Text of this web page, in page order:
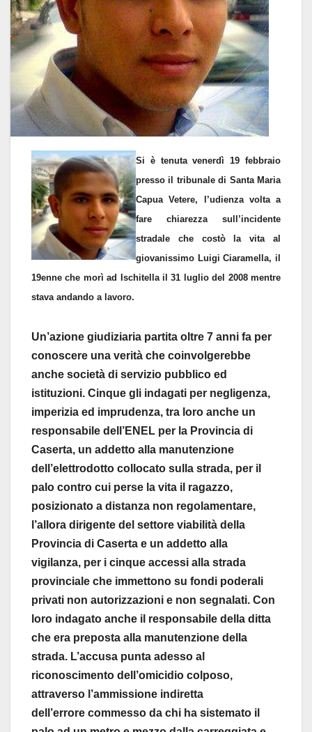
Si è tenuta venerdì 19 febbraio
presso il tribunale di Santa Maria
Capua Vetere, l’udienza volta a
fare chiarezza sull’incidente
stradale che costò la vita al
giovanissimo Luigi Ciaramella, il
19enne che morì ad Ischitella il 31 luglio del 2008 mentre
stava andando a lavoro.
Un’azione giudiziaria partita oltre 7 anni fa per
conoscere una verità che coinvolgerebbe
anche società di servizio pubblico ed
istituzioni. Cinque gli indagati per negligenza,
imperizia ed imprudenza, tra loro anche un
responsabile dell’ENEL per la Provincia di
Caserta, un addetto alla manutenzione
dell’elettrodotto collocato sulla strada, per il
palo contro cui perse la vita il ragazzo,
posizionato a distanza non regolamentare,
l’allora dirigente del settore viabilità della
Provincia di Caserta e un addetto alla
vigilanza, per i cinque accessi alla strada
provinciale che immettono su fondi poderali
privati non autorizzazioni e non segnalati. Con
loro indagato anche il responsabile della ditta
che era preposta alla manutenzione della
strada. L’accusa punta adesso al
riconoscimento dell’omicidio colposo,
attraverso l’ammissione indiretta
dell’errore commesso da chi ha sistemato il